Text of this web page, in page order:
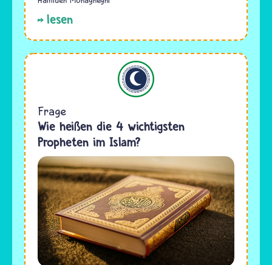
lesen
Frage
Wie heißen die 4 wichtigsten
Propheten im Islam?